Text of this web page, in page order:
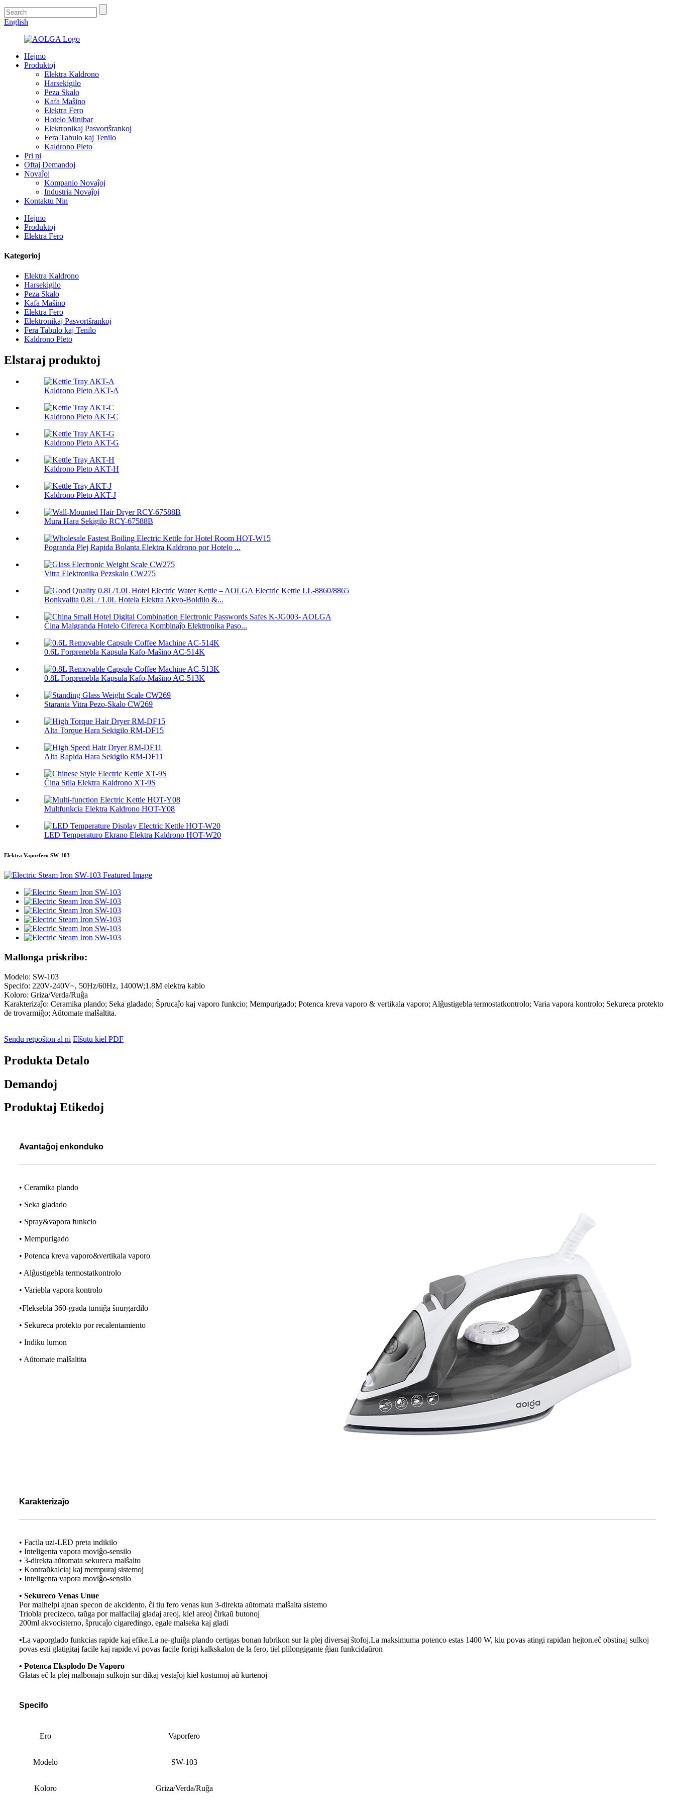
English
Hejmo
Produktoj
Elektra Kaldrono
Harsekigilo
Peza Skalo
Kafa Maŝino
Elektra Fero
Hotelo Minibar
Elektronikaj Pasvortŝrankoj
Fera Tabulo kaj Tenilo
Kaldrono Pleto
Pri ni
Oftaj Demandoj
Novaĵoj
Kompanio Novaĵoj
Industria Novaĵoj
Kontaktu Nin
Hejmo
Produktoj
Elektra Fero
Kategorioj
Elektra Kaldrono
Harsekigilo
Peza Skalo
Kafa Maŝino
Elektra Fero
Elektronikaj Pasvortŝrankoj
Fera Tabulo kaj Tenilo
Kaldrono Pleto
Elstaraj produktoj
Kaldrono Pleto AKT-A
Kaldrono Pleto AKT-C
Kaldrono Pleto AKT-G
Kaldrono Pleto AKT-H
Kaldrono Pleto AKT-J
Mura Hara Sekigilo RCY-67588B
Pogranda Plej Rapida Bolanta Elektra Kaldrono por Hotelo ...
Vitra Elektronika Pezskalo CW275
Bonkvalita 0.8L / 1.0L Hotela Elektra Akvo-Boldilo &...
Ĉina Malgranda Hotelo Cifereca Kombinaĵo Elektronika Paso...
0.6L Forprenebla Kapsula Kafo-Maŝino AC-514K
0.8L Forprenebla Kapsula Kafo-Maŝino AC-513K
Staranta Vitra Pezo-Skalo CW269
Alta Torque Hara Sekigilo RM-DF15
Alta Rapida Hara Sekigilo RM-DF11
Ĉina Stila Elektra Kaldrono XT-9S
Multfunkcia Elektra Kaldrono HOT-Y08
LED Temperaturo Ekrano Elektra Kaldrono HOT-W20
Elektra Vaporfero SW-103
Mallonga priskribo:
Modelo: SW-103
Specifo: 220V-240V~, 50Hz/60Hz, 1400W;1.8M elektra kablo
Koloro: Griza/Verda/Ruĝa
Karakterizaĵo: Ceramika plando; Seka gladado; Ŝprucaĵo kaj vaporo funkcio; Mempurigado; Potenca kreva vaporo & vertikala vaporo; Alĝustigebla termostatkontrolo; Varia vapora kontrolo; Sekureca protekto
de trovarmiĝo; Aŭtomate malŝaltita.
Sendu retpoŝton al ni Elŝutu kiel PDF
Produkta Detalo
Demandoj
Produktaj Etikedoj
Avantaĝoj enkonduko
• Ceramika plando
• Seka gladado
• Spray&vapora funkcio
• Mempurigado
• Potenca kreva vaporo&vertikala vaporo
• Alĝustigebla termostatkontrolo
• Variebla vapora kontrolo
•Fleksebla 360-grada turniĝa ŝnurgardilo
• Sekureca protekto por recalentamiento
• Indiku lumon
• Aŭtomate malŝaltita
Karakterizaĵo
• Facila uzi-LED preta indikilo
• Inteligenta vapora moviĝo-sensilo
• 3-direkta aŭtomata sekureca malŝalto
• Kontraŭkalciaj kaj mempuraj sistemoj
• Inteligenta vapora moviĝo-sensilo
• Sekureco Venas Unue
Por malhelpi ajnan specon de akcidento, ĉi tiu fero venas kun 3-direkta aŭtomata malŝalta sistemo
Triobla precizeco, taŭga por malfacilaj gladaj areoj, kiel areoj ĉirkaŭ butonoj
200ml akvocisterno, ŝprucaĵo cigaredingo, egale malseka kaj gladi
•La vaporglado funkcias rapide kaj efike.La ne-gluiĝa plando certigas bonan lubrikon sur la plej diversaj ŝtofoj.La maksimuma potenco estas 1400 W, kiu povas atingi rapidan hejton.eĉ obstinaj sulkoj
povas esti glatigitaj facile kaj rapide.vi povas facile forigi kalkskalon de la fero, tiel plilongigante ĝian funkcidaŭron
• Potenca Eksplodo De Vaporo
Glatas eĉ la plej malbonajn sulkojn sur dikaj vestaĵoj kiel kostumoj aŭ kurtenoj
Specifo
Ero Vaporfero
Modelo SW-103
Koloro Griza/Verda/Ruĝa